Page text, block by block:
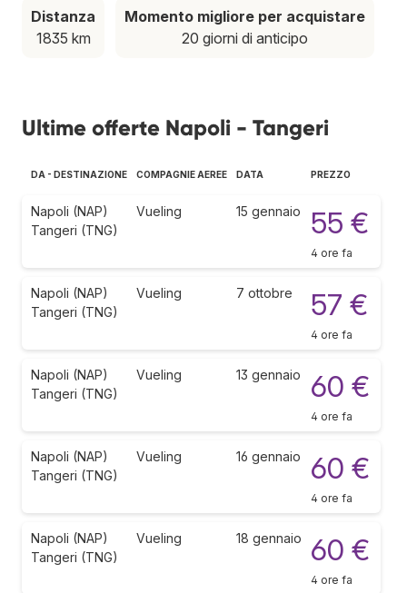
Distanza
1835 km
Momento migliore per acquistare
20 giorni di anticipo
Ultime offerte Napoli - Tangeri
DA - DESTINAZIONE COMPAGNIE AEREE DATA PREZZO
Napoli (NAP)
Tangeri (TNG)
Vueling 15 gennaio 55 €
4 ore fa
Napoli (NAP)
Tangeri (TNG)
Vueling 7 ottobre 57 €
4 ore fa
Napoli (NAP)
Tangeri (TNG)
Vueling 13 gennaio 60 €
4 ore fa
Napoli (NAP)
Tangeri (TNG)
Vueling 16 gennaio 60 €
4 ore fa
Napoli (NAP)
Tangeri (TNG)
Vueling 18 gennaio 60 €
4 ore fa